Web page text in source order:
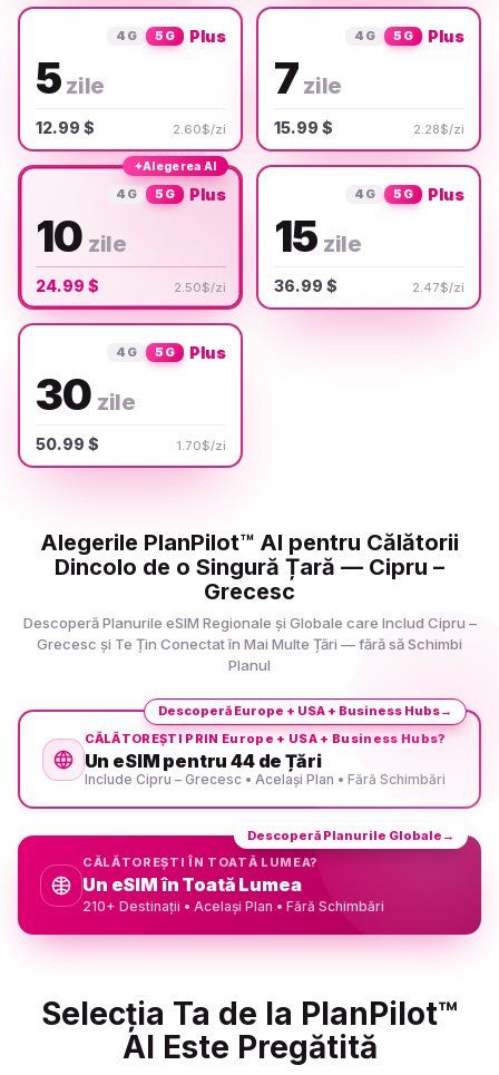
4G 5G Plus
5 zile
12.99 $ 2.60$/zi
4G 5G Plus
7 zile
15.99 $ 2.28$/zi
✦Alegerea AI
4G 5G Plus
10 zile
24.99 $ 2.50$/zi
4G 5G Plus
15 zile
36.99 $ 2.47$/zi
4G 5G Plus
30 zile
50.99 $ 1.70$/zi
Alegerile PlanPilot™ AI pentru Călătorii
Dincolo de o Singură Țară — Cipru –
Grecesc
Descoperă Planurile eSIM Regionale și Globale care Includ Cipru –
Grecesc și Te Țin Conectat în Mai Multe Țări — fără să Schimbi
Planul
CĂLĂTOREȘTI PRIN Europe + USA + Business Hubs?
Un eSIM pentru 44 de Țări
Include Cipru – Grecesc • Același Plan • Fără Schimbări
Descoperă Europe + USA + Business Hubs→
CĂLĂTOREȘTI ÎN TOATĂ LUMEA?
Un eSIM în Toată Lumea
210+ Destinații • Același Plan • Fără Schimbări
Descoperă Planurile Globale →
Selecția Ta de la PlanPilot™
AI Este Pregătită